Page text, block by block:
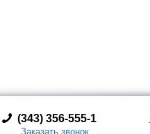
(343) 356-555-1
Заказать звонок